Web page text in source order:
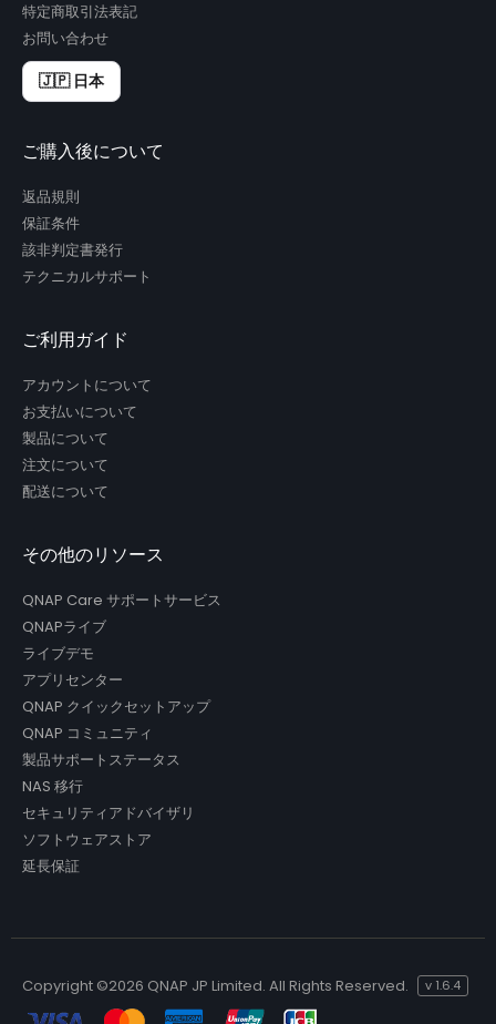
特定商取引法表記
お問い合わせ
🇯🇵 日本
ご購入後について
返品規則
保証条件
該非判定書発行
テクニカルサポート
ご利用ガイド
アカウントについて
お支払いについて
製品について
注文について
配送について
その他のリソース
QNAP Care サポートサービス
QNAPライブ
ライブデモ
アプリセンター
QNAP クイックセットアップ
QNAP コミュニティ
製品サポートステータス
NAS 移行
セキュリティアドバイザリ
ソフトウェアストア
延長保証
Copyright ©2026 QNAP JP Limited. All Rights Reserved. v 1.6.4